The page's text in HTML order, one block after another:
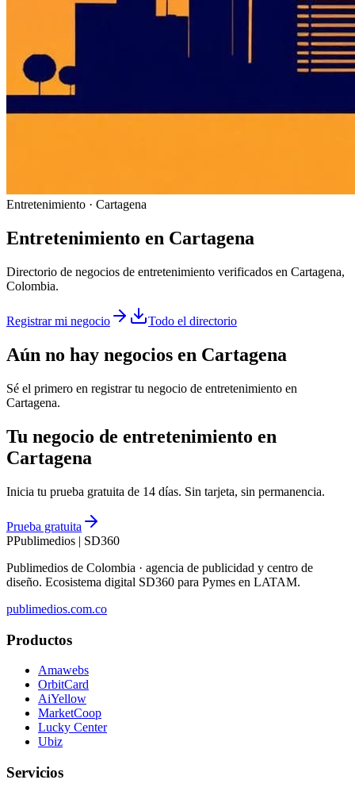
Entretenimiento · Cartagena
Entretenimiento en Cartagena
Directorio de negocios de entretenimiento verificados en Cartagena,
Colombia.
Registrar mi negocio Todo el directorio
Aún no hay negocios en Cartagena
Sé el primero en registrar tu negocio de entretenimiento en
Cartagena.
Tu negocio de entretenimiento en
Cartagena
Inicia tu prueba gratuita de 14 días. Sin tarjeta, sin permanencia.
Prueba gratuita
PPublimedios | SD360
Publimedios de Colombia · agencia de publicidad y centro de
diseño. Ecosistema digital SD360 para Pymes en LATAM.
publimedios.com.co
Productos
Amawebs
OrbitCard
AiYellow
MarketCoop
Lucky Center
Ubiz
Servicios